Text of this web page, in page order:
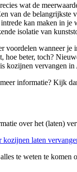
wat de
van de belangrijkste
kan maken in je
isolatie van
voordelen wanneer
hoe beter, toch?
kozijnen vervangen
informatie? Kijk
over het (laten)
laten
te weten te komen